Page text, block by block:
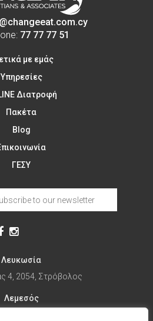
77 77 77 51
με εμάς
Υπηρεσίες
Διατροφή
Πακέτα
Blog
ΓΕΣΥ
Λευκωσία
4, 2054, Στρόβολος
Λεμεσός